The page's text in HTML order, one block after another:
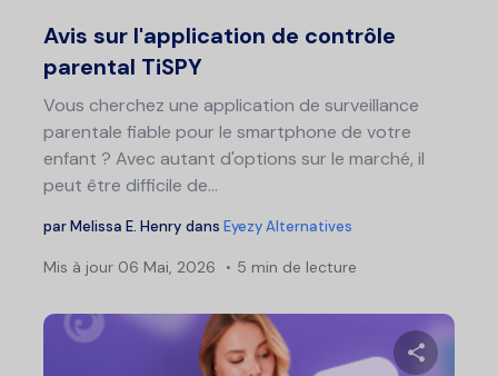
Avis sur l'application de contrôle
parental TiSPY
Vous cherchez une application de surveillance
parentale fiable pour le smartphone de votre
enfant ? Avec autant d'options sur le marché, il
peut être difficile de...
parMelissa E. Henry dans Eyezy Alternatives
Mis à jour 06 Mai, 2026 5 min de lecture